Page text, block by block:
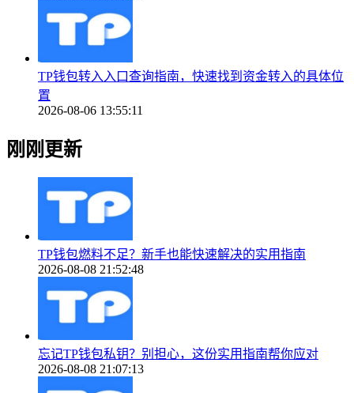
TP钱包转入入口查询指南，快速找到资金转入的具体位
置
2026-08-06 13:55:11
刚刚更新
TP钱包燃料不足？新手也能快速解决的实用指南
2026-08-08 21:52:48
忘记TP钱包私钥？别担心，这份实用指南帮你应对
2026-08-08 21:07:13